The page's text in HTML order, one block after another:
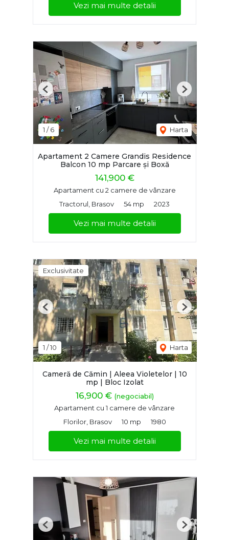
Vezi mai multe detalii
1 /6 Harta
Previous Next
Apartament 2 Camere Grandis Residence
Balcon 10 mp Parcare și Boxă
141,900 €
Apartament cu 2 camere de vânzare
Tractorul, Brasov
54 mp 2023
Vezi mai multe detalii
Exclusivitate
1 /10 Harta
Previous Next
Cameră de Cămin | Aleea Violetelor | 10
mp | Bloc Izolat
16,900 € (negociabil)
Apartament cu 1 camere de vânzare
Florilor, Brasov
10 mp 1980
Vezi mai multe detalii
Previous Next